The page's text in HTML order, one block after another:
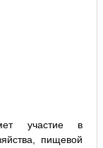
участие в
пищевой